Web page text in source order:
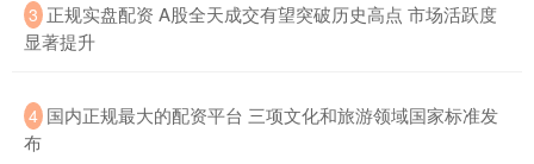
3 ​正规实盘配资 A股全天成交有望突破历史高点 市场活跃度
显著提升
4 ​国内正规最大的配资平台 三项文化和旅游领域国家标准发
布